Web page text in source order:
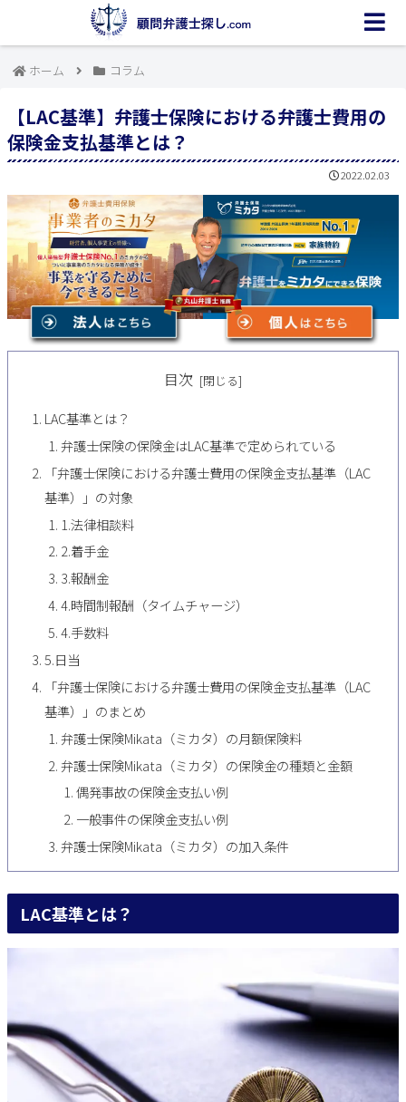
ホーム コラム
【LAC基準】弁護士保険における弁護士費用の
保険金支払基準とは？
2022.02.03
目次
LAC基準とは？
弁護士保険の保険金はLAC基準で定められている
「弁護士保険における弁護士費用の保険金支払基準（LAC
基準）」の対象
1.法律相談料
2.着手金
3.報酬金
4.時間制報酬（タイムチャージ）
4.手数料
5.日当
「弁護士保険における弁護士費用の保険金支払基準（LAC
基準）」のまとめ
弁護士保険Mikata（ミカタ）の月額保険料
弁護士保険Mikata（ミカタ）の保険金の種類と金額
偶発事故の保険金支払い例
一般事件の保険金支払い例
弁護士保険Mikata（ミカタ）の加入条件
LAC基準とは？